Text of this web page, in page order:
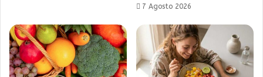
7 Agosto 2026